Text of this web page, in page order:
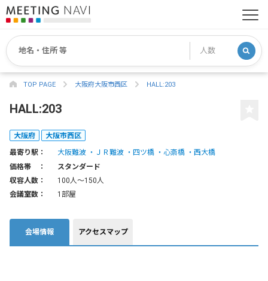
TOP PAGE 大阪府大阪市西区 HALL:203
HALL:203
大阪府 大阪市西区
最寄り駅： 大阪難波 ＪＲ難波 四ツ橋 心斎橋
西大橋
価格帯 ：
スタンダード
収容人数：
100人〜150人
会議室数：
1部屋
会場情報 アクセスマップ